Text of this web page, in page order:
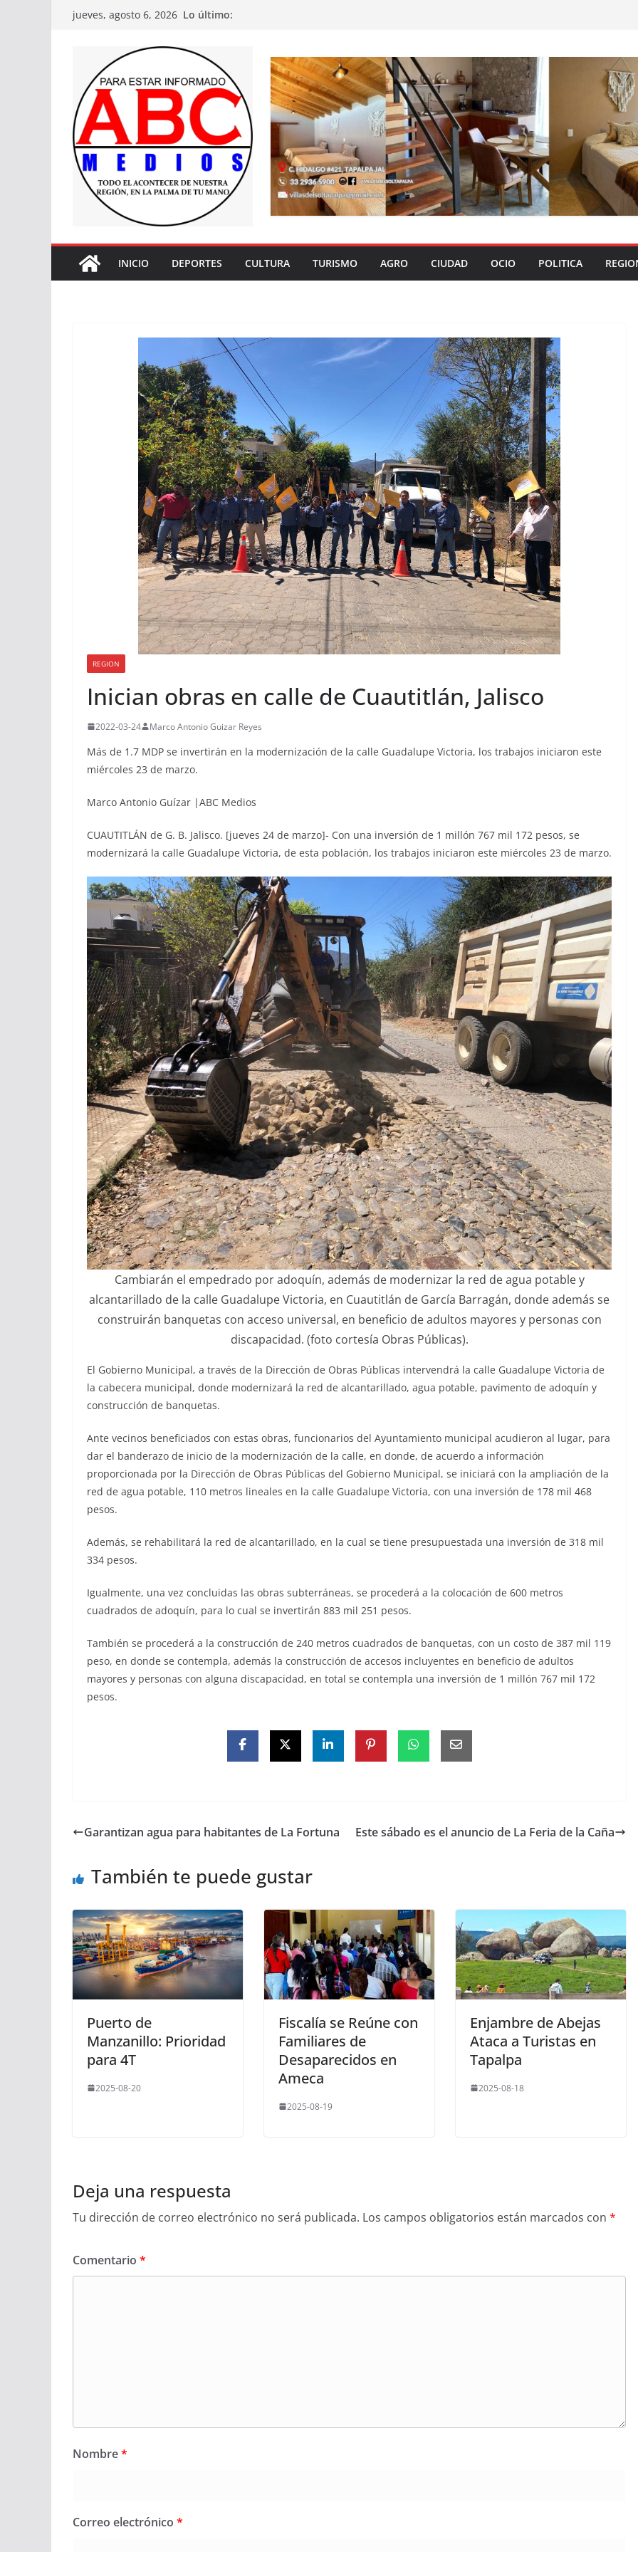
Saltarjueves, agosto 6, 2026 Lo último:
INICIO DEPORTES CULTURA TURISMO AGRO CIUDAD OCIO POLITICA
REGION
Inician obras en calle de Cuautitlán, Jalisco
2022-03-24 Marco Antonio Guizar Reyes
Más de 1.7 MDP se invertirán en la modernización de la calle Guadalupe Victoria, los trabajos iniciaron este
miércoles 23 de marzo.
Marco Antonio Guízar |ABC Medios
CUAUTITLÁN de G. B. Jalisco. [jueves 24 de marzo]- Con una inversión de 1 millón 767 mil 172 pesos, se
modernizará la calle Guadalupe Victoria, de esta población, los trabajos iniciaron este miércoles 23 de marzo.
Cambiarán el empedrado por adoquín, además de modernizar la red de agua potable y
alcantarillado de la calle Guadalupe Victoria, en Cuautitlán de García Barragán, donde además se
construirán banquetas con acceso universal, en beneficio de adultos mayores y personas con
discapacidad. (foto cortesía Obras Públicas).
El Gobierno Municipal, a través de la Dirección de Obras Públicas intervendrá la calle Guadalupe Victoria de
la cabecera municipal, donde modernizará la red de alcantarillado, agua potable, pavimento de adoquín y
construcción de banquetas.
Ante vecinos beneficiados con estas obras, funcionarios del Ayuntamiento municipal acudieron al lugar, para
dar el banderazo de inicio de la modernización de la calle, en donde, de acuerdo a información
proporcionada por la Dirección de Obras Públicas del Gobierno Municipal, se iniciará con la ampliación de la
red de agua potable, 110 metros lineales en la calle Guadalupe Victoria, con una inversión de 178 mil 468
pesos.
Además, se rehabilitará la red de alcantarillado, en la cual se tiene presupuestada una inversión de 318 mil
334 pesos.
Igualmente, una vez concluidas las obras subterráneas, se procederá a la colocación de 600 metros
cuadrados de adoquín, para lo cual se invertirán 883 mil 251 pesos.
También se procederá a la construcción de 240 metros cuadrados de banquetas, con un costo de 387 mil 119
peso, en donde se contempla, además la construcción de accesos incluyentes en beneficio de adultos
mayores y personas con alguna discapacidad, en total se contempla una inversión de 1 millón 767 mil 172
pesos.
Garantizan agua para habitantes de La Fortuna Este sábado es el anuncio de La Feria de la Caña
También te puede gustar
Puerto de
Manzanillo: Prioridad
para 4T
2025-08-20
Fiscalía se Reúne con
Familiares de
Desaparecidos en
Ameca
2025-08-19
Enjambre de Abejas
Ataca a Turistas en
Tapalpa
2025-08-18
Deja una respuesta
Tu dirección de correo electrónico no será publicada. Los campos obligatorios están marcados con *
Comentario *
Nombre*
Correo electrónico *